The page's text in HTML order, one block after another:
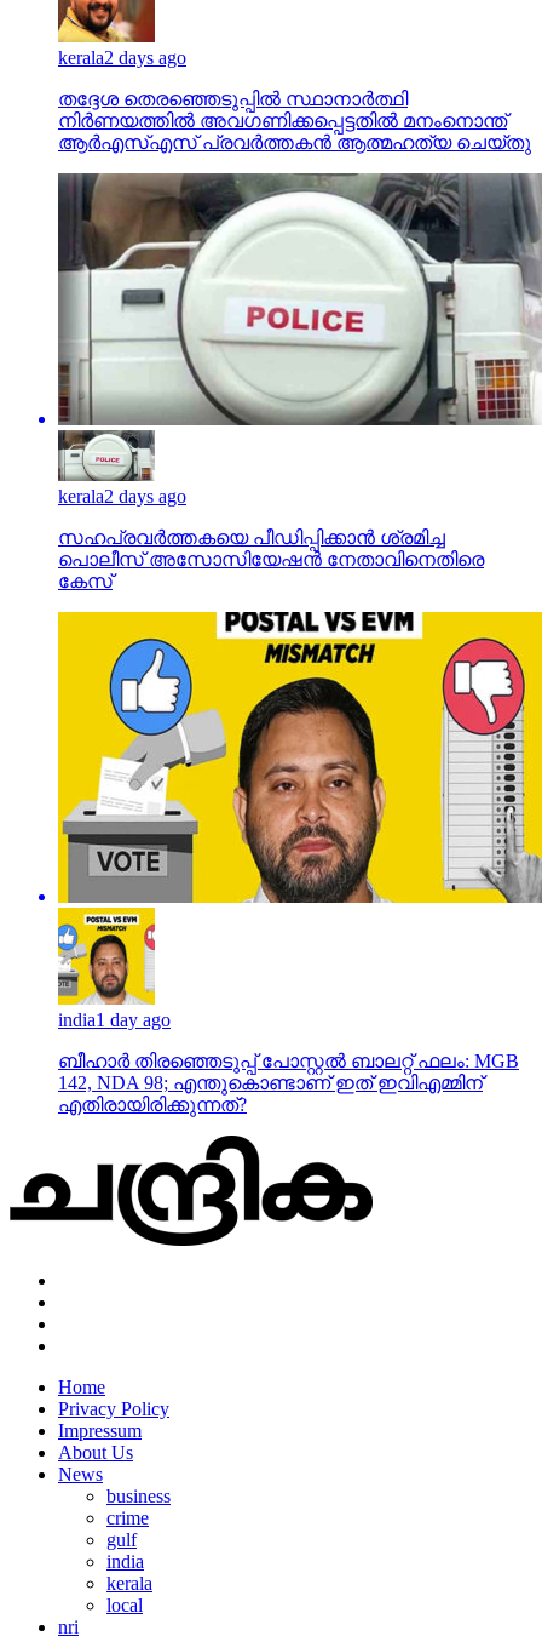
kerala2 days ago
തദ്ദേശ തെരഞ്ഞെടുപ്പില്‍ സ്ഥാനാര്‍ത്ഥി
നിര്‍ണയത്തില്‍ അവഗണിക്കപ്പെട്ടതില്‍ മനംനൊന്ത്
ആര്‍എസ്എസ് പ്രവര്‍ത്തകന്‍ ആത്മഹത്യ ചെയ്തു
kerala2 days ago
സഹപ്രവര്‍ത്തകയെ പീഡിപ്പിക്കാന്‍ ശ്രമിച്ച
പൊലീസ് അസോസിയേഷന്‍ നേതാവിനെതിരെ
കേസ്
india1 day ago
ബീഹാർ തിരഞ്ഞെടുപ്പ് പോസ്റ്റൽ ബാലറ്റ് ഫലം: MGB
142, NDA 98; എന്തുകൊണ്ടാണ് ഇത് ഇവിഎമ്മിന്
എതിരായിരിക്കുന്നത്?
Home
Privacy Policy
Impressum
About Us
News
business
crime
gulf
india
kerala
local
nri